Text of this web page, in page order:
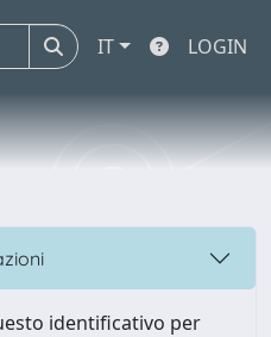
IT LOGIN
identificativo per